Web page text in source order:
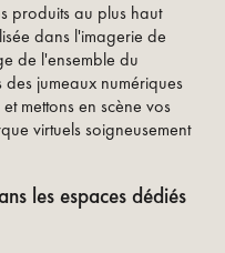
produits au plus haut
dans l'imagerie de
de l'ensemble du
jumeaux numériques
mettons en scène vos
virtuels soigneusement
les espaces dédiés